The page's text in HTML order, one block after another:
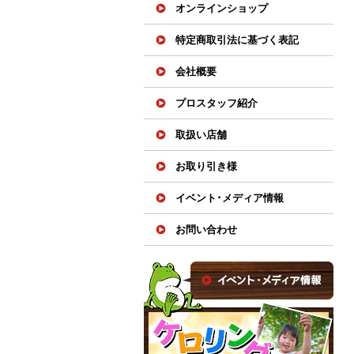
オンラインショップ
特定商取引法に基づく表記
会社概要
プロスタッフ紹介
取扱い店舗
お取り引き様
イベント･メディア情報
お問い合わせ